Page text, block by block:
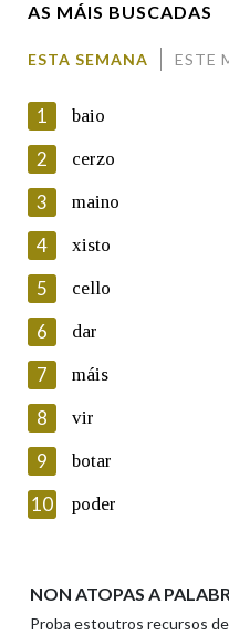
En cumprimento da
Protección de Datos de
Galega informa a aqueles
electrónico, así como
persoal, que estes datos
automatizado de carácter
ficheiros informáticos. Así
seu dereito de acceso,
seus datos poñéndose en
Lin e acepto as
Introduce o código que
Texto de verificación
AS MÁIS BUSCADAS
ESTA SEMANA ESTE
1 baio
2 cerzo
3 maino
4 xisto
5 cello
6 dar
7 máis
8 vir
9 botar
10 poder
NON ATOPAS A
Proba estoutros recursos